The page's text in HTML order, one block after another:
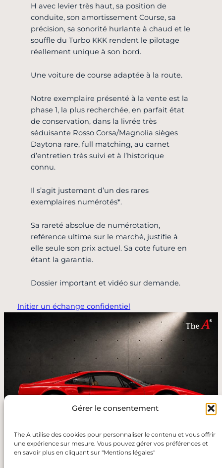
Gérer le consentement
The A utilise des cookies pour personnaliser le contenu et vous offrir
une expérience sur mesure. Vous pouvez gérer vos préférences et
en savoir plus en cliquant sur "Mentions légales"
H avec levier très haut, sa position de
conduite, son amortissement Course, sa
précision, sa sonorité hurlante à chaud et le
souffle du Turbo KKK rendent le pilotage
réellement unique à son bord.
Une voiture de course adaptée à la route.
Notre exemplaire présenté à la vente est la
phase 1, la plus recherchée, en parfait état
de conservation, dans la livrée très
séduisante Rosso Corsa/Magnolia sièges
Daytona rare, full matching, au carnet
d’entretien très suivi et à l’historique
connu.
Il s’agit justement d’un des rares
exemplaires numérotés*.
Sa rareté absolue de numérotation,
reférence ultime sur le marché, justifie à
elle seule son prix actuel. Sa cote future en
étant la garantie.
Dossier important et vidéo sur demande.
Initier un échange confidentiel